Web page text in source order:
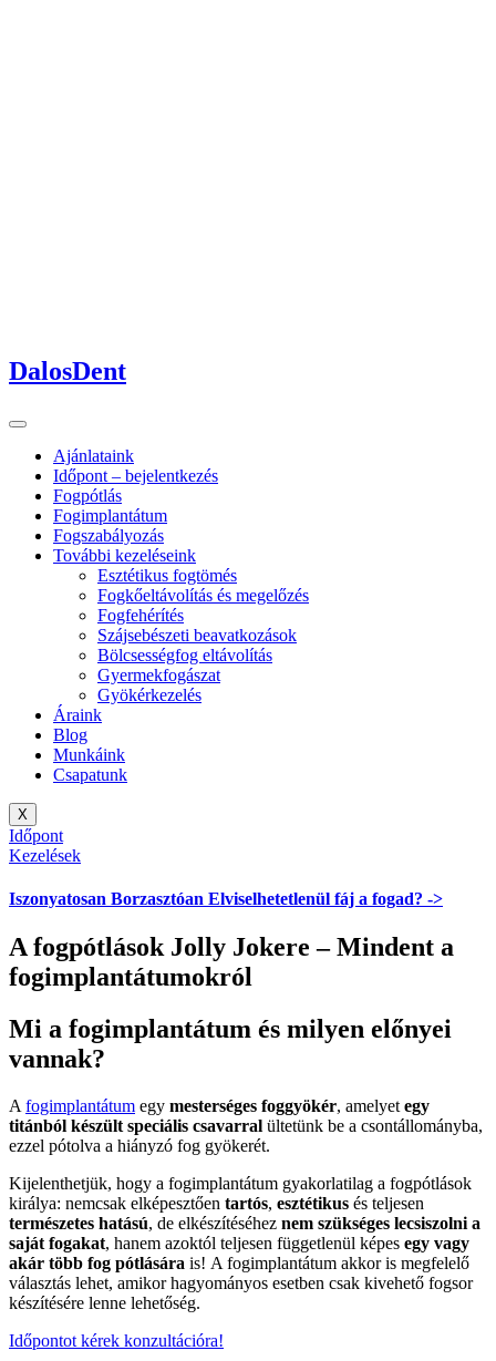
DalosDent
Ajánlataink
Időpont – bejelentkezés
Fogpótlás
Fogimplantátum
Fogszabályozás
További kezeléseink
Esztétikus fogtömés
Fogkőeltávolítás és megelőzés
Fogfehérítés
Szájsebészeti beavatkozások
Bölcsességfog eltávolítás
Gyermekfogászat
Gyökérkezelés
Áraink
Blog
Munkáink
Csapatunk
X
Időpont
Kezelések
Iszonyatosan Borzasztóan Elviselhetetlenül fáj a fogad? ->
A fogpótlások Jolly Jokere – Mindent a
fogimplantátumokról
Mi a fogimplantátum és milyen előnyei
vannak?
A fogimplantátum egy mesterséges foggyökér, amelyet egy
titánból készült speciális csavarral ültetünk be a csontállományba,
ezzel pótolva a hiányzó fog gyökerét.
Kijelenthetjük, hogy a fogimplantátum gyakorlatilag a fogpótlások
királya: nemcsak elképesztően tartós, esztétikus és teljesen
természetes hatású, de elkészítéséhez nem szükséges lecsiszolni a
saját fogakat, hanem azoktól teljesen függetlenül képes egy vagy
akár több fog pótlására is! A fogimplantátum akkor is megfelelő
választás lehet, amikor hagyományos esetben csak kivehető fogsor
készítésére lenne lehetőség.
Időpontot kérek konzultációra!